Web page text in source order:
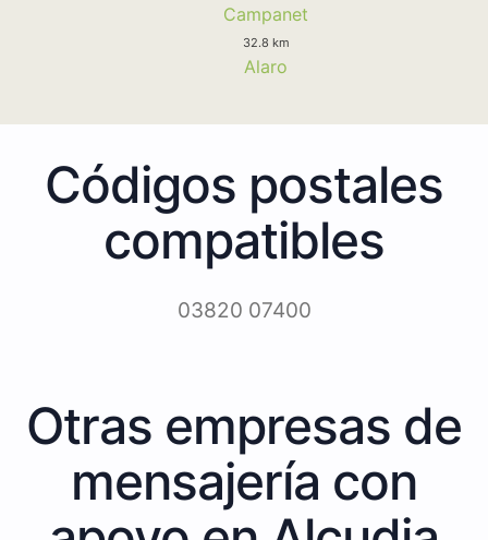
Campanet
32.8 km
Alaro
Códigos postales
compatibles
03820 07400
Otras empresas de
mensajería con